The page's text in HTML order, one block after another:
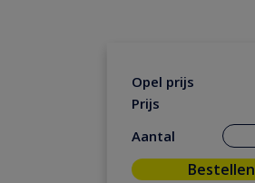
Opel prijs
Prijs
Aantal
Bestellen